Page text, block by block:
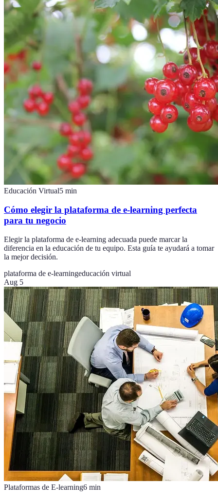
Educación Virtual5 min
Cómo elegir la plataforma de e-learning perfecta
para tu negocio
Elegir la plataforma de e-learning adecuada puede marcar la
diferencia en la educación de tu equipo. Esta guía te ayudará a tomar
la mejor decisión.
plataforma de e-learningeducación virtual
Aug 5
Plataformas de E-learning6 min